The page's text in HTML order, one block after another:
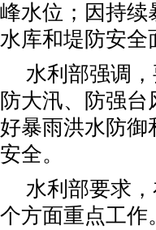
峰水位；因持续
水库和堤防安全
水利部强调
防大汛、防强
好暴雨洪水防御
安全。
水利部要求
个方面重点工作